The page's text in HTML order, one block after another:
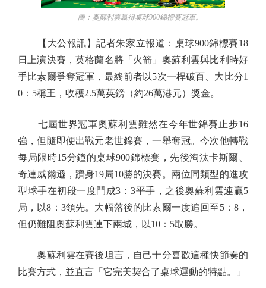
圖：奧蘇利雲贏得桌球900錦標賽冠軍。
【大公報訊】記者朱家立報道：桌球900錦標賽18
日上演決賽，英格蘭名將「火箭」奧蘇利雲與比利時好
手比素爾爭奪冠軍，最終前者以5次一桿破百、大比分1
0：5稱王，收穫2.5萬英鎊（約26萬港元）獎金。
七屆世界冠軍奧蘇利雲雖然在今年世錦賽止步16
強，但隨即便出戰元老世錦賽，一舉奪冠。今次他轉戰
每局限時15分鐘的桌球900錦標賽，先後淘汰卡斯爾、
奇連威爾遜，躋身19局10勝的決賽。兩位同類型的進攻
型球手在初段一度鬥成3：3平手，之後奧蘇利雲連贏5
局，以8：3領先。大幅落後的比素爾一度追回至5：8，
但仍難阻奧蘇利雲連下兩城，以10：5取勝。
奧蘇利雲在賽後坦言，自己十分喜歡這種快節奏的
比賽方式，並直言「它完美契合了桌球運動的特點。」